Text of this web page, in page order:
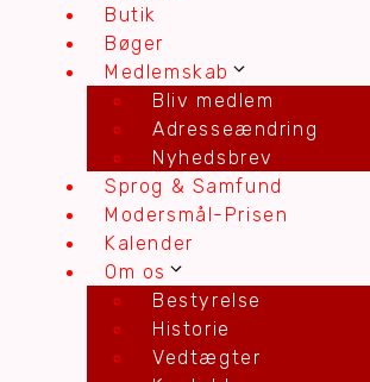
Butik
Bøger
Medlemskab
Bliv medlem
Adresseændring
Nyhedsbrev
Sprog & Samfund
Modersmål-Prisen
Kalender
Om os
Bestyrelse
Historie
Vedtægter